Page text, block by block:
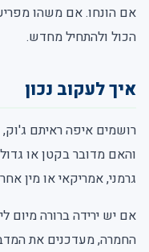
אם הונחו. אם משהו
הכול ולהתחיל מחדש.
איך לעקוב נכון
רושמים איפה ראיתם
והאם מדובר בקטן או
גרמני, אמריקאי או מין
אם יש ירידה ברורה מיום
החמרה, מעדכנים את